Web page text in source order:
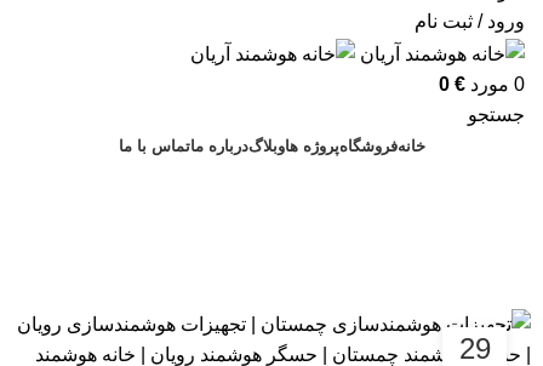
ورود / ثبت نام
0 مورد 0 €
جستجو
خانهفروشگاهپروژه هاوبلاگدرباره ماتماس با ما
29